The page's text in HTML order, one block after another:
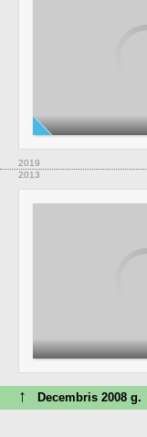
2019
2013
↑ Decembris 2008 g.